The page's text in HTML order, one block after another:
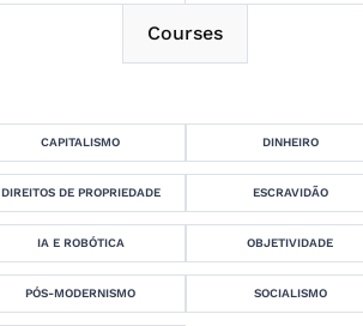
Courses
CAPITALISMO DINHEIRO
DIREITOS DE PROPRIEDADE ESCRAVIDÃO
IA E ROBÓTICA OBJETIVIDADE
PÓS-MODERNISMO SOCIALISMO